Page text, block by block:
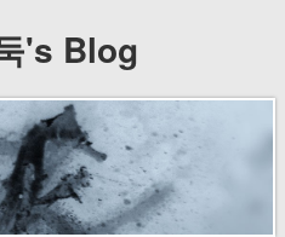
's Blog